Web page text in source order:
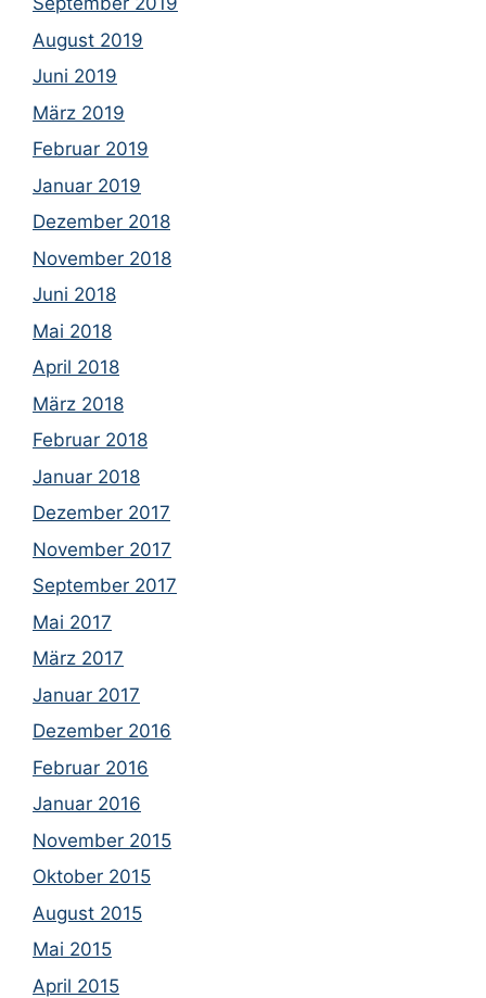
August 2019
Juni 2019
März 2019
Februar 2019
Januar 2019
Dezember 2018
November 2018
Juni 2018
Mai 2018
April 2018
März 2018
Februar 2018
Januar 2018
Dezember 2017
November 2017
September 2017
Mai 2017
März 2017
Januar 2017
Dezember 2016
Februar 2016
Januar 2016
November 2015
Oktober 2015
August 2015
Mai 2015
April 2015